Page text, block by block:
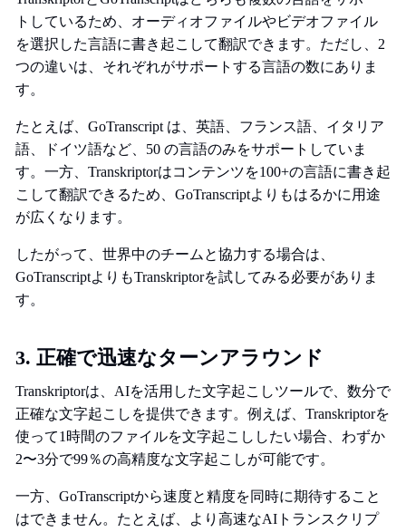
トしているため、オーディオファイルやビデオファイル
を選択した言語に書き起こして翻訳できます。ただし、2
つの違いは、それぞれがサポートする言語の数にありま
す。
たとえば、GoTranscript は、英語、フランス語、イタリア
語、ドイツ語など、50 の言語のみをサポートしていま
す。一方、Transkriptorはコンテンツを100+の言語に書き起
こして翻訳できるため、GoTranscriptよりもはるかに用途
が広くなります。
したがって、世界中のチームと協力する場合は、
GoTranscriptよりもTranskriptorを試してみる必要がありま
す。
3. 正確で迅速なターンアラウンド
Transkriptorは、AIを活用した文字起こしツールで、数分で
正確な文字起こしを提供できます。例えば、Transkriptorを
使って1時間のファイルを文字起こししたい場合、わずか
2〜3分で99％の高精度な文字起こしが可能です。
一方、GoTranscriptから速度と精度を同時に期待すること
はできません。たとえば、より高速なAIトランスクリプ